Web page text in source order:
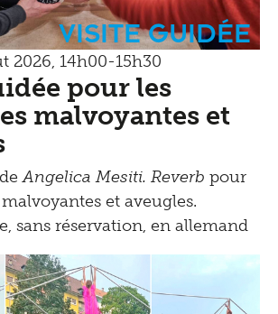
Visite guidée
2026, 14h00-15h30
pour les
malvoyantes et
Angelica Mesiti. Reverb pour
et aveugles.
sans réservation, en allemand